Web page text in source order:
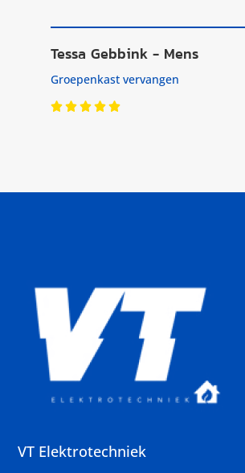
Tessa Gebbink - Mens
Groepenkast vervangen
VT Elektrotechniek